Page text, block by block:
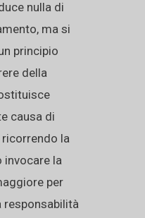
nulla di
ma si
principio
della
causa di
la
invocare la
per
responsabilità